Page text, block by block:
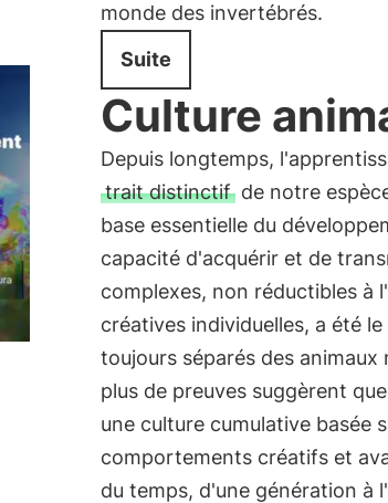
monde des invertébrés.
Suite
Culture
Depuis longtemps,
trait distinctifde notre
base essentielle du
capacité d'acquérir et de
complexes, non réductibles à
créatives individuelles, a été
toujours séparés des
plus de preuves suggèrent
une culture cumulative basée
comportements créatifs et
du temps, d'une génération à